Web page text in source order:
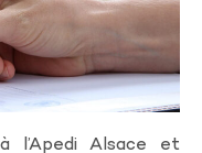
l’Apedi Alsace et